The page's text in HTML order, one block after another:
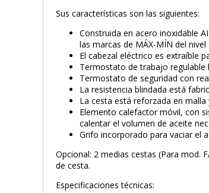
Sus características son las siguientes:
Construida en acero inoxidable
las marcas de MÁX-MÍN del nivel
El cabezal eléctrico es extraíble
Termostato de trabajo regulable
Termostato de seguridad con
La resistencia blindada está
La cesta está reforzada en malla
Elemento calefactor móvil, con
calentar el volumen de aceite
Grifo incorporado para vaciar el
Opcional: 2 medias cestas (Para mod.
de cesta.
Especificaciones técnicas: